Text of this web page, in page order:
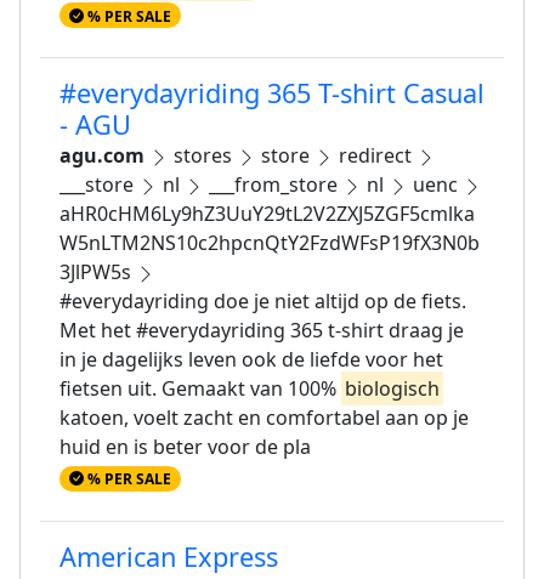
% PER SALE
#everydayriding 365 T-shirt Casual
- AGU
agu.com stores store
redirect
___store
nl ___from_store nl
uenc
aHR0cHM6Ly9hZ3UuY29tL2V2ZXJ5ZGF5cmlka
W5nLTM2NS10c2hpcnQtY2FzdWFsP19fX3N0b
3JlPW5s
#everydayriding doe je niet altijd op de fiets.
Met het #everydayriding 365 t-shirt draag je
in je dagelijks leven ook de liefde voor het
fietsen uit. Gemaakt van 100% biologisch
katoen, voelt zacht en comfortabel aan op je
huid en is beter voor de pla
% PER SALE
American Express